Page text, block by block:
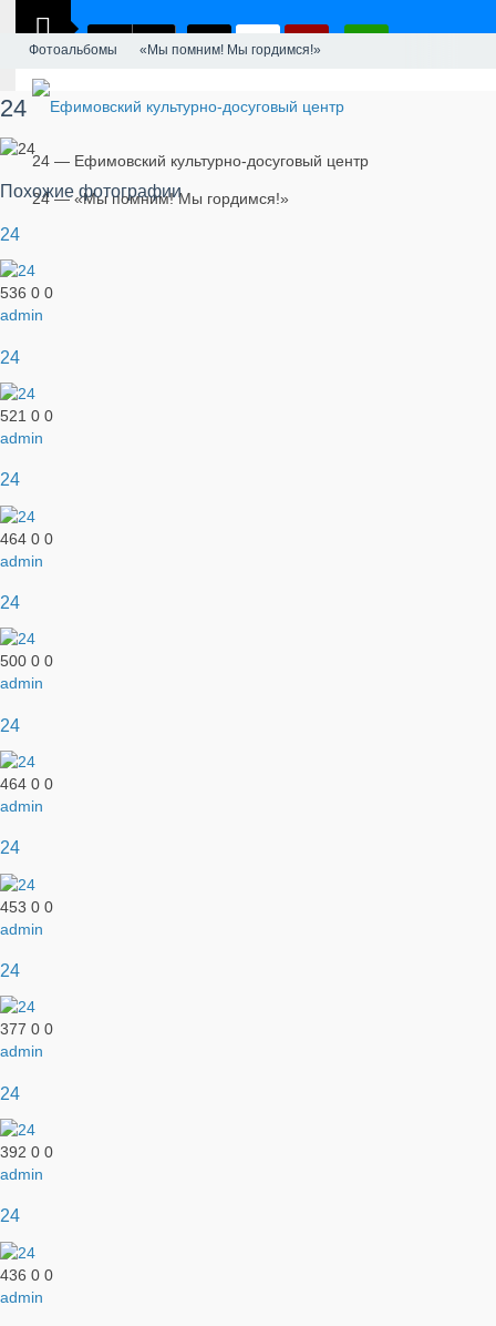
24 — Ефимовский культурно-досуговый центр
24 — «Мы помним! Мы гордимся!»
Фотоальбомы «Мы помним! Мы гордимся!»
24
Похожие фотографии
24
536 0 0
admin
24
521 0 0
admin
24
464 0 0
admin
24
500 0 0
admin
24
464 0 0
admin
24
453 0 0
admin
24
377 0 0
admin
24
392 0 0
admin
24
436 0 0
admin